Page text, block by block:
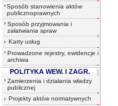
Sposób stanowienia aktów
publicznoprawnych
Sposób przyjmowania i
załatwiania spraw
Karty usług
Prowadzone rejestry, ewidencje i
archiwa
POLITYKA WEW. I ZAGR.
Zamierzenia i działania władzy
publicznej
Projekty aktów normatywnych